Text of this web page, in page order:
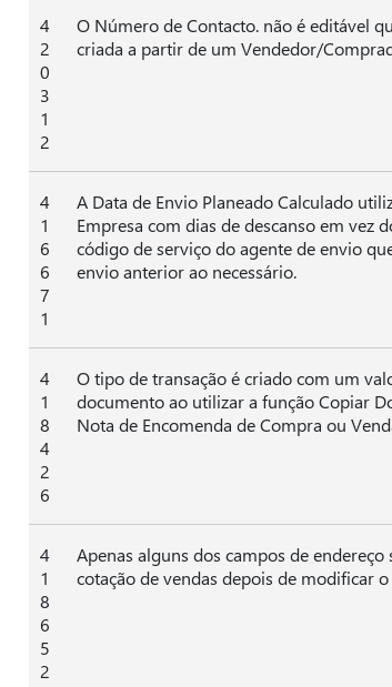
4
2
0
3
1
2
O Número de Contacto. não é editável
criada a partir de um Vendedor/
4
1
6
6
7
1
A Data de Envio Planeado Calculado
Empresa com dias de descanso em vez
código de serviço do agente de envio
envio anterior ao necessário.
4
1
8
4
2
6
O tipo de transação é criado com um
documento ao utilizar a função Copiar
Nota de Encomenda de Compra ou
4
1
8
6
5
2
Apenas alguns dos campos de endereço
cotação de vendas depois de modificar